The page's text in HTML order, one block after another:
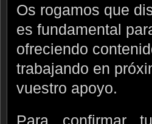
Os rogamos que
es fundamental
ofreciendo
trabajando en
vuestro apoyo.
Para confirmar